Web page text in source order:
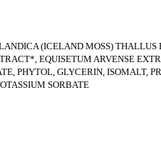
(ICELAND MOSS) THALLUS
EQUISETUM ARVENSE
PHYTOL, GLYCERIN, ISOMALT,
SORBATE